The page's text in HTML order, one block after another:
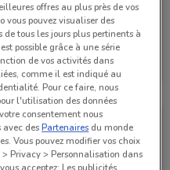
offres au plus près de vos
vous pouvez visualiser des
tous les jours plus pertinents à
possible grâce à une série
de vos activités dans
comme il est indiqué au
Pour ce faire, nous
l'utilisation des données
consentement nous
avec desPartenaires du monde
Vous pouvez modifier vos choix
Privacy > Personnalisation dans